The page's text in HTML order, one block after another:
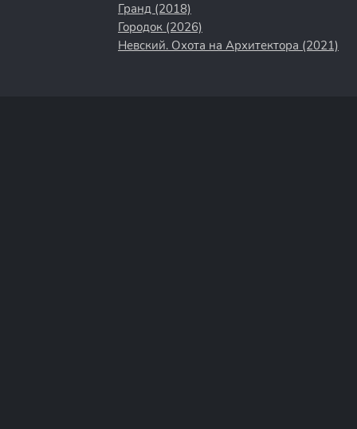
Гранд (2018)
Городок (2026)
Невский. Охота на Архитектора (2021)